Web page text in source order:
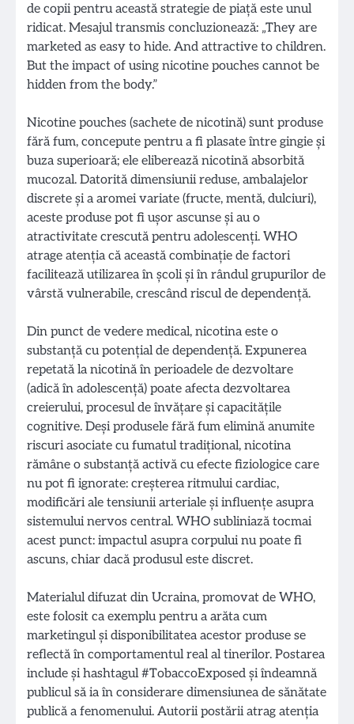
de copii pentru această strategie de piață este unul
ridicat. Mesajul transmis concluzionează: „They are
marketed as easy to hide. And attractive to children.
But the impact of using nicotine pouches cannot be
hidden from the body.”
Nicotine pouches (sachete de nicotină) sunt produse
fără fum, concepute pentru a fi plasate între gingie și
buza superioară; ele eliberează nicotină absorbită
mucozal. Datorită dimensiunii reduse, ambalajelor
discrete și a aromei variate (fructe, mentă, dulciuri),
aceste produse pot fi ușor ascunse și au o
atractivitate crescută pentru adolescenți. WHO
atrage atenția că această combinație de factori
facilitează utilizarea în școli și în rândul grupurilor de
vârstă vulnerabile, crescând riscul de dependență.
Din punct de vedere medical, nicotina este o
substanță cu potențial de dependență. Expunerea
repetată la nicotină în perioadele de dezvoltare
(adică în adolescență) poate afecta dezvoltarea
creierului, procesul de învățare și capacitățile
cognitive. Deși produsele fără fum elimină anumite
riscuri asociate cu fumatul tradițional, nicotina
rămâne o substanță activă cu efecte fiziologice care
nu pot fi ignorate: creșterea ritmului cardiac,
modificări ale tensiunii arteriale și influențe asupra
sistemului nervos central. WHO subliniază tocmai
acest punct: impactul asupra corpului nu poate fi
ascuns, chiar dacă produsul este discret.
Materialul difuzat din Ucraina, promovat de WHO,
este folosit ca exemplu pentru a arăta cum
marketingul și disponibilitatea acestor produse se
reflectă în comportamentul real al tinerilor. Postarea
include și hashtagul #TobaccoExposed și îndeamnă
publicul să ia în considerare dimensiunea de sănătate
publică a fenomenului. Autorii postării atrag atenția